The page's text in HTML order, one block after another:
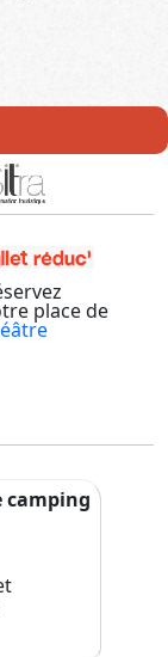
place de
camping